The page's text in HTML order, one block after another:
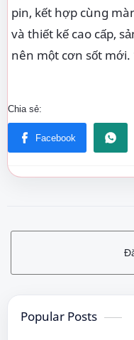
pin, kết hợp cùng
và thiết kế cao cấp,
nên một cơn sốt mới.
Popular Posts